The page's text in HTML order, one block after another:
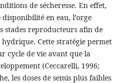
de sécheresse. En effet,
en eau, l’orge
stades reproducteurs afin de
Cette stratégie permet
cycle de vie avant que la
(Ceccarelli, 1996;
les doses de semis plus faibles